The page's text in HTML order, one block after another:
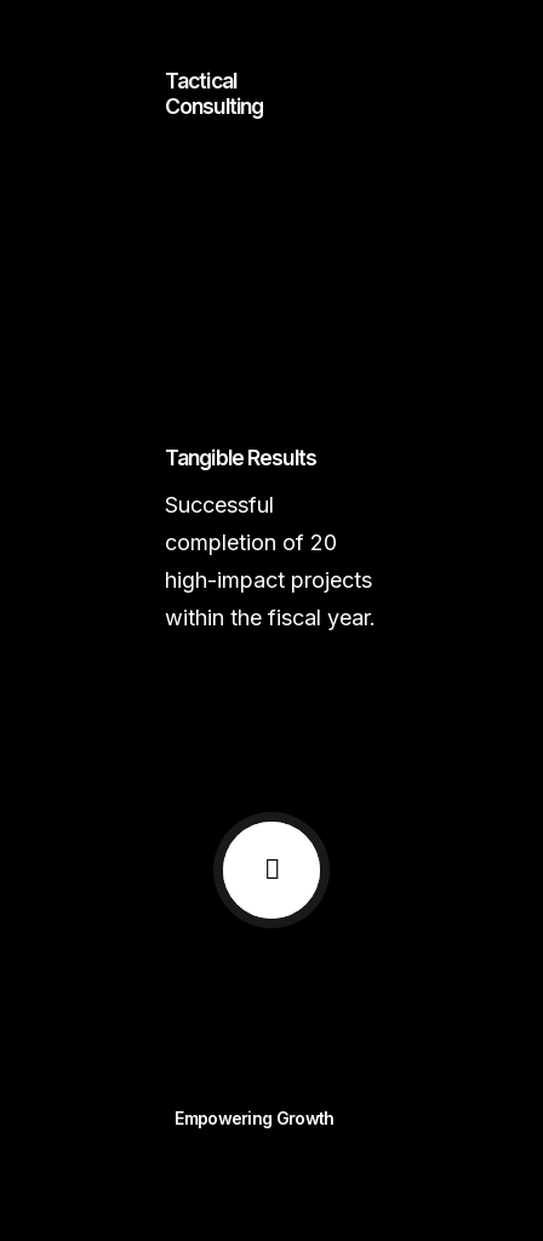
Tactical
Consulting
Tangible Results
Successful
completion of 20
high-impact projects
within the fiscal year.
Empowering Growth